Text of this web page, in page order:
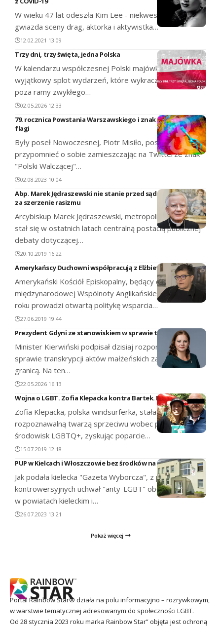
W wieku 47 lat odeszła Kim Lee - niekwestionowana
gwiazda sceny drag, aktorka i aktywistka…
12.02.2021 13:09
Trzy dni, trzy święta, jedna Polska
W kalendarzu współczesnej Polski majówka stanowi
wyjątkowy splot wydarzeń, które wykraczają daleko
poza ramy zwykłego…
02.05.2026 12:33
79. rocznica Powstania Warszawskiego i znak na tle tęczowej
flagi
Były poseł Nowoczesnej, Piotr Misiło, postanowił
przypomnieć o sobie zamieszczając na Twitterze znak
"Polski Walczącej"…
02.08.2023 10:04
Abp. Marek Jędraszewski nie stanie przed sądem
za szerzenie rasizmu
Arcybiskup Marek Jędraszewski, metropolita krakowski,
stał się w ostatnich latach centralną postacią publicznej
debaty dotyczącej…
20.10.2019 16:22
Amerykańscy Duchowni współpracują z Elżbietą Podleśną
Amerykański Kościół Episkopalny, będący częścią
międzynarodowej Wspólnoty Anglikańskiej, od 1976
roku prowadzi otwartą politykę wsparcia…
27.06.2019 19:44
Prezydent Gdyni ze stanowiskiem w sprawie transkrypcji
Minister Kierwiński podpisał dzisiaj rozporządzenie w
sprawie transkrypcji aktów małżeńskich zawartych za
granicą. Na ten…
22.05.2026 16:13
Wojna o LGBT. Zofia Klepacka kontra Bartek. Kto zwycięży?
Zofia Klepacka, polska windsurferka, stała się
rozpoznawalną twarzą sprzeciwu wobec postulatów
środowisk LGBTQ+, zyskując poparcie…
15.07.2019 12:18
PUP w Kielcach i Włoszczowie bez środków na aktywizację
Jak podała kielecka "Gazeta Wyborcza", z powodu
kontrowersyjnych uchwał "anty-LGBT" obowiązujących
w powiatach kieleckim i…
26.07.2023 13:21
Pokaż więcej
Portal Rainbow Star® działa na polu informacyjno – rozrywkowym,
w warstwie tematycznej adresowanym do społeczności LGBT.
Od 28 stycznia 2023 roku marka Rainbow Star” objęta jest ochroną